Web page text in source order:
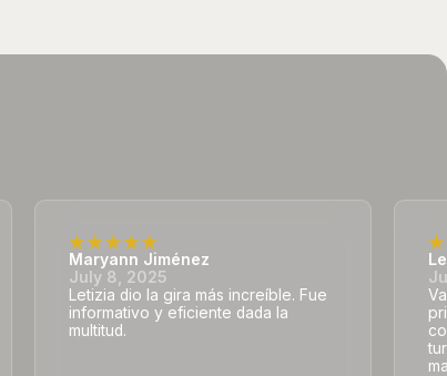
Maryann Jiménez
July 8, 2025
Letizia dio la gira más increíble. Fue
informativo y eficiente dada la
multitud.